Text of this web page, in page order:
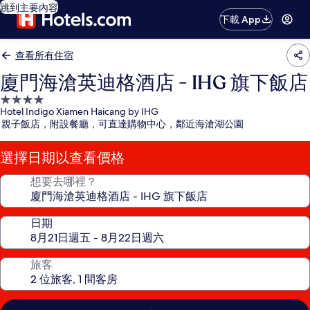
跳到主要內容
下載 App
查看所有住宿
廈門海滄英迪格酒店 - IHG 旗下飯店
4.0
星
級
住
宿
Hotel Indigo Xiamen Haicang by IHG
親子飯店，附設餐廳，可直達購物中心，鄰近海滄湖公園
選擇日期以查看價格
想要去哪裡？
日期
旅客